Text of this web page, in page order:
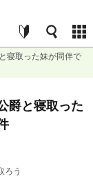
寝取った妹が同伴で
爵と寝取った
ろう